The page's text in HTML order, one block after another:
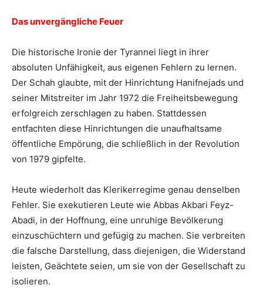
Das unvergängliche Feuer
Die historische Ironie der Tyrannei liegt in ihrer
absoluten Unfähigkeit, aus eigenen Fehlern zu lernen.
Der Schah glaubte, mit der Hinrichtung Hanifnejads und
seiner Mitstreiter im Jahr 1972 die Freiheitsbewegung
erfolgreich zerschlagen zu haben. Stattdessen
entfachten diese Hinrichtungen die unaufhaltsame
öffentliche Empörung, die schließlich in der Revolution
von 1979 gipfelte.
Heute wiederholt das Klerikerregime genau denselben
Fehler. Sie exekutieren Leute wie Abbas Akbari Feyz-
Abadi, in der Hoffnung, eine unruhige Bevölkerung
einzuschüchtern und gefügig zu machen. Sie verbreiten
die falsche Darstellung, dass diejenigen, die Widerstand
leisten, Geächtete seien, um sie von der Gesellschaft zu
isolieren.